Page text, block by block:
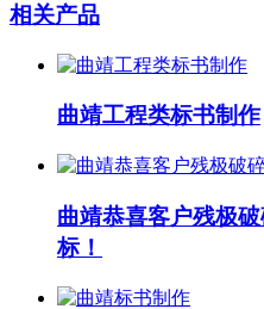
相关产品
曲靖工程类标书制作
曲靖恭喜客户残极
标！